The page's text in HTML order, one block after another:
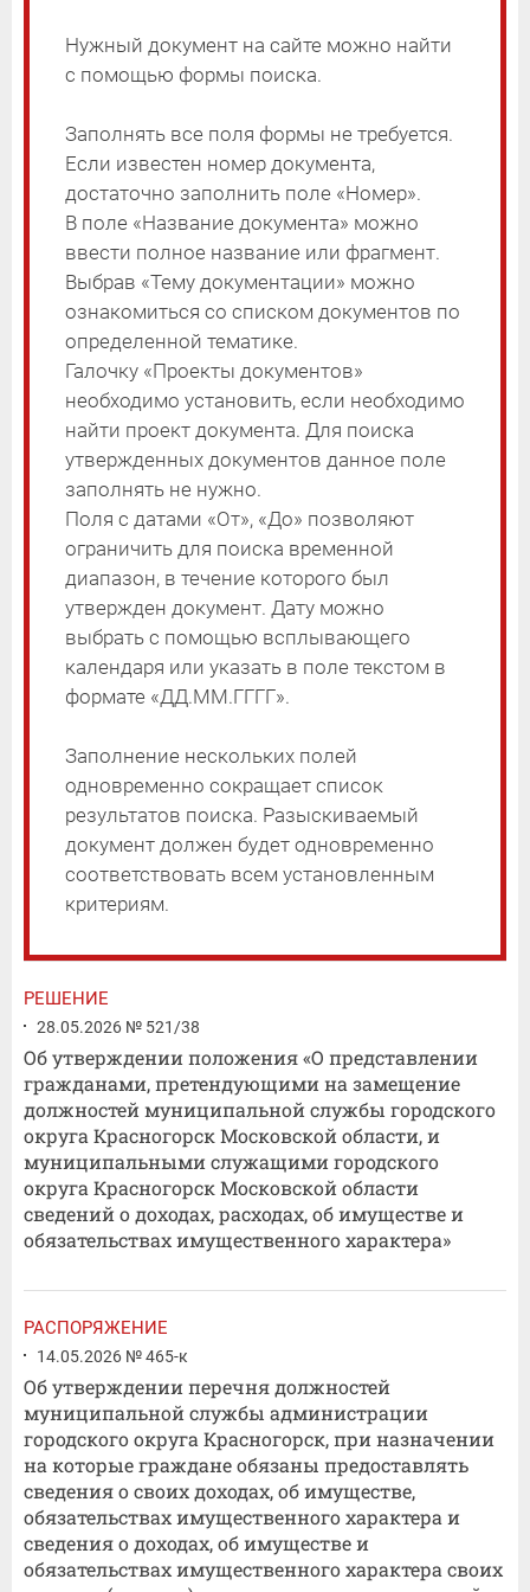
Архитектура и строительство
Предпринимательство
Регулирующее воздействие
Транспорт и связь
Потребительский рынок
Социальная сфера
Трудовые отношения
Экология
Наружная реклама
Земельные отношения
Муниципальное имущество
ТЕХНОЛОГИЧЕСКАЯ СХЕМА
УВЕДОМЛЕНИЕ-ПРЕТЕНЗИЯ
СООБЩЕНИЕ
ПРЕДОСТЕРЕЖЕНИЕ
ЗАКЛЮЧЕНИЕ
Нужный документ на сайте можно найти
с помощью формы поиска.
Заполнять все поля формы не требуется.
Если известен номер документа,
достаточно заполнить поле «Номер».
В поле «Название документа» можно
ввести полное название или фрагмент.
Выбрав «Тему документации» можно
ознакомиться со списком документов по
определенной тематике.
Галочку «Проекты документов»
необходимо установить, если необходимо
найти проект документа. Для поиска
утвержденных документов данное поле
заполнять не нужно.
Поля с датами «От», «До» позволяют
ограничить для поиска временной
диапазон, в течение которого был
утвержден документ. Дату можно
выбрать с помощью всплывающего
календаря или указать в поле текстом в
формате «ДД.ММ.ГГГГ».
Заполнение нескольких полей
одновременно сокращает список
результатов поиска. Разыскиваемый
документ должен будет одновременно
соответствовать всем установленным
критериям.
РЕШЕНИЕ
28.05.2026 № 521/38
Об утверждении положения «О представлении
гражданами, претендующими на замещение
должностей муниципальной службы городского
округа Красногорск Московской области, и
муниципальными служащими городского
округа Красногорск Московской области
сведений о доходах, расходах, об имуществе и
обязательствах имущественного характера»
РАСПОРЯЖЕНИЕ
14.05.2026 № 465-к
Об утверждении перечня должностей
муниципальной службы администрации
городского округа Красногорск, при назначении
на которые граждане обязаны предоставлять
сведения о своих доходах, об имуществе,
обязательствах имущественного характера и
сведения о доходах, об имуществе и
обязательствах имущественного характера своих